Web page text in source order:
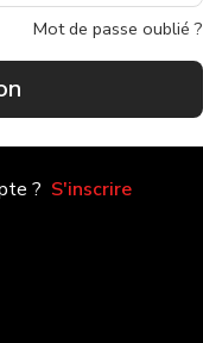
Mot de passe oublié ?
? S'inscrire